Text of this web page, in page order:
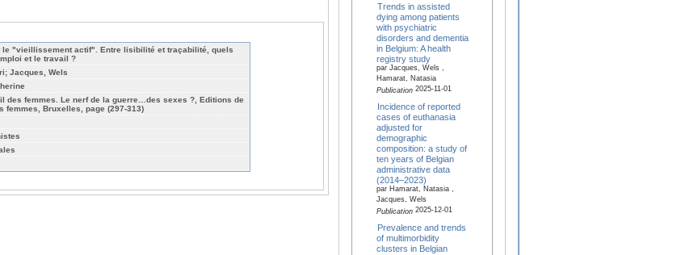
le "vieillissement actif". Entre lisibilité et traçabilité, quels
et le travail ?
Jacques, Wels
des femmes. Le nerf de la guerre…des sexes ?, Editions de
femmes, Bruxelles, page (297-313)
Trends in assisted
dying among patients
with psychiatric
disorders and dementia
in Belgium: A health
registry study
par Jacques, Wels ,
Hamarat, Natasia
Publication2025-11-01
Incidence of reported
cases of euthanasia
adjusted for
demographic
composition: a study of
ten years of Belgian
administrative data
(2014–2023)
par Hamarat, Natasia ,
Jacques, Wels
Publication2025-12-01
Prevalence and trends
of multimorbidity
clusters in Belgian